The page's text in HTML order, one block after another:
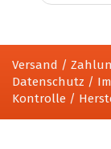
Versand /
Datenschutz /
Kontrolle /